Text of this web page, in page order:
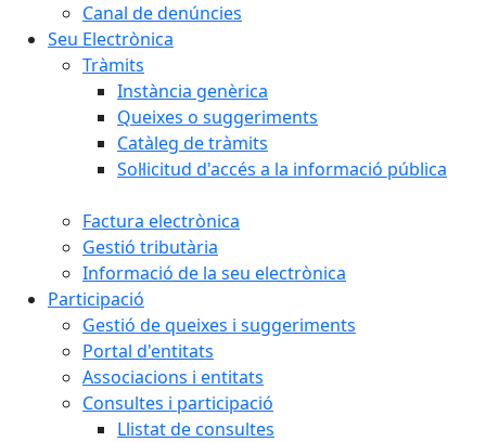
Canal de denúncies
Seu Electrònica
Tràmits
Instància genèrica
Queixes o suggeriments
Catàleg de tràmits
Sol·licitud d'accés a la informació pública
Factura electrònica
Gestió tributària
Informació de la seu electrònica
Participació
Gestió de queixes i suggeriments
Portal d'entitats
Associacions i entitats
Consultes i participació
Llistat de consultes